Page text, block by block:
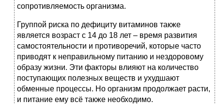
сопротивляемость организма.
Группой риска по дефициту витаминов также
является возраст с 14 до 18 лет – время развития
самостоятельности и противоречий, которые часто
приводят к неправильному питанию и нездоровому
образу жизни. Эти факторы влияют на количество
поступающих полезных веществ и ухудшают
обменные процессы. Но организм продолжает расти,
и питание ему всё также необходимо.